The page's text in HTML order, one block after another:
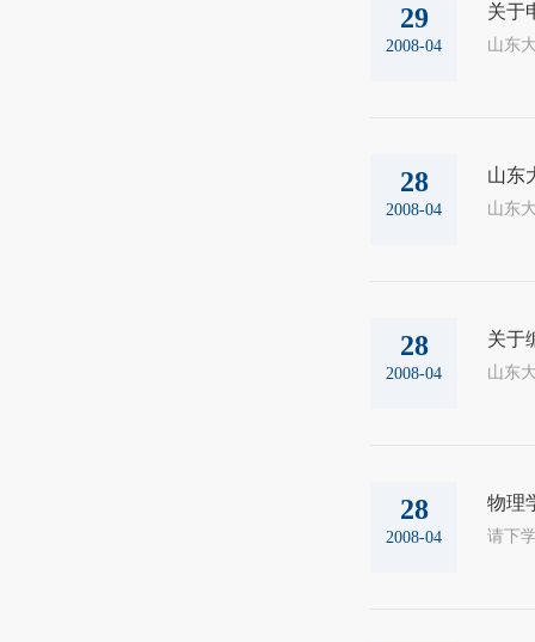
29
2008-04
关于
山东
28
2008-04
山东
山东
28
2008-04
关于
山东
28
2008-04
物理
请下